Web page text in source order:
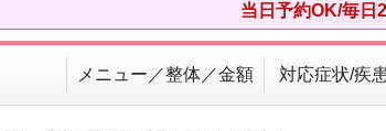
当日予約OK/毎日
メニュー／整体／金額 対応症状/疾